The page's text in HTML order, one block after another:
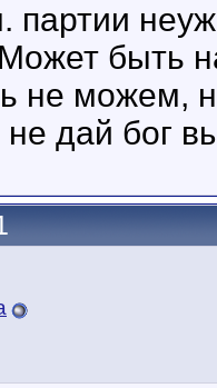
партии
быть
не можем,
дай бог